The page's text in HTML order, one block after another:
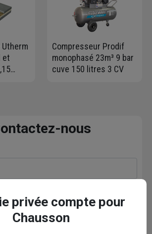
et
Compresseur Prodif
monophasé 23m³ 9 bar
cuve 150 litres 3 CV
nous
privée compte pour
Chausson